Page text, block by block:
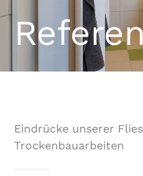
Eindrücke unserer
Trockenbauarbeiten